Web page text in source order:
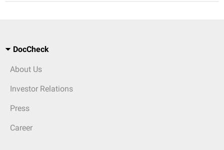
DocCheck
About Us
Investor Relations
Press
Career